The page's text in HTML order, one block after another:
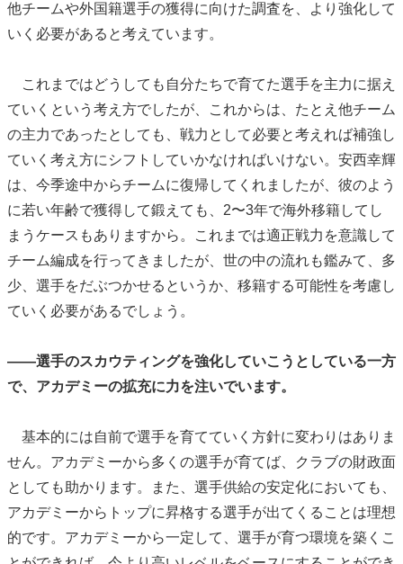
他チームや外国籍選手の獲得に向けた調査を、より強化して
いく必要があると考えています。
これまではどうしても自分たちで育てた選手を主力に据え
ていくという考え方でしたが、これからは、たとえ他チーム
の主力であったとしても、戦力として必要と考えれば補強し
ていく考え方にシフトしていかなければいけない。安西幸輝
は、今季途中からチームに復帰してくれましたが、彼のよう
に若い年齢で獲得して鍛えても、2〜3年で海外移籍してし
まうケースもありますから。これまでは適正戦力を意識して
チーム編成を行ってきましたが、世の中の流れも鑑みて、多
少、選手をだぶつかせるというか、移籍する可能性を考慮し
ていく必要があるでしょう。
――選手のスカウティングを強化していこうとしている一方
で、アカデミーの拡充に力を注いでいます。
基本的には自前で選手を育てていく方針に変わりはありま
せん。アカデミーから多くの選手が育てば、クラブの財政面
としても助かります。また、選手供給の安定化においても、
アカデミーからトップに昇格する選手が出てくることは理想
的です。アカデミーから一定して、選手が育つ環境を築くこ